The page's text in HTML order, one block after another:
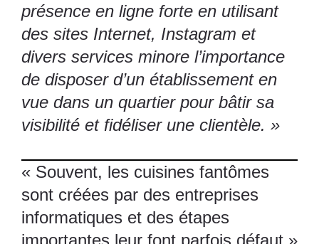
présence en ligne forte en utilisant
des sites Internet, Instagram et
divers services minore l’importance
de disposer d’un établissement en
vue dans un quartier pour bâtir sa
visibilité et fidéliser une clientèle. »
« Souvent, les cuisines fantômes
sont créées par des entreprises
informatiques et des étapes
importantes leur font parfois défaut »